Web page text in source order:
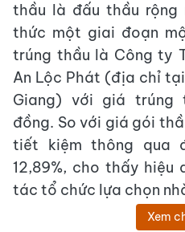
thầu là đấu thầu rộng
thức một giai đoạn
trúng thầu là Công ty
An Lộc Phát (địa chỉ
Giang) với giá trúng
đồng. So với giá gói
tiết kiệm thông qua
12,89%, cho thấy hiệu
tác tổ chức lựa chọn
Xem